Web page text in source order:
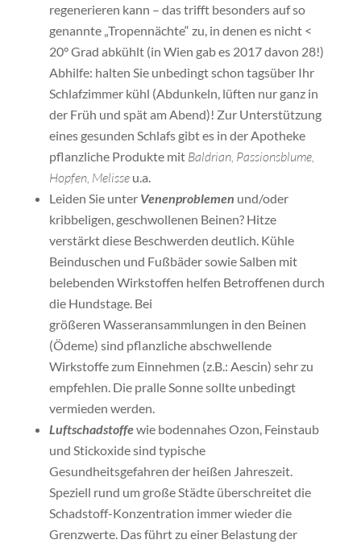
regenerieren kann – das trifft besonders auf so
genannte „Tropennächte“ zu, in denen es nicht <
20° Grad abkühlt (in Wien gab es 2017 davon 28!)
Abhilfe: halten Sie unbedingt schon tagsüber Ihr
Schlafzimmer kühl (Abdunkeln, lüften nur ganz in
der Früh und spät am Abend)! Zur Unterstützung
eines gesunden Schlafs gibt es in der Apotheke
pflanzliche Produkte mit Baldrian, Passionsblume,
Hopfen, Melisseu.a.
Leiden Sie unter Venenproblemen und/oder
kribbeligen, geschwollenen Beinen? Hitze
verstärkt diese Beschwerden deutlich. Kühle
Beinduschen und Fußbäder sowie Salben mit
belebenden Wirkstoffen helfen Betroffenen durch
die Hundstage. Bei
größeren Wasseransammlungen in den Beinen
(Ödeme) sind pflanzliche abschwellende
Wirkstoffe zum Einnehmen (z.B.: Aescin) sehr zu
empfehlen. Die pralle Sonne sollte unbedingt
vermieden werden.
Luftschadstoffewie bodennahes Ozon, Feinstaub
und Stickoxide sind typische
Gesundheitsgefahren der heißen Jahreszeit.
Speziell rund um große Städte überschreitet die
Schadstoff-Konzentration immer wieder die
Grenzwerte. Das führt zu einer Belastung der